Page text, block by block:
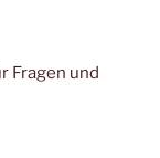
Fragen und